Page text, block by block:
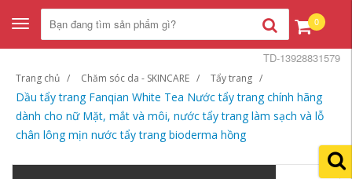
Toggle
navigation
0
Trang chủ Chăm sóc da - SKINCARE Tẩy trang
Dầu tẩy trang Fanqian White Tea Nước tẩy trang chính hãng
dành cho nữ Mặt, mắt và môi, nước tẩy trang làm sạch và lỗ
chân lông mịn nước tẩy trang bioderma hồng
TD-13928831579